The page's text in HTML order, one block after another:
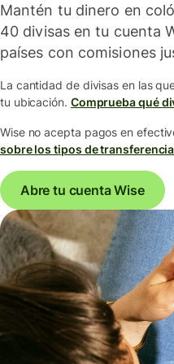
Mantén tu dinero en
40 divisas en tu cuenta
países con comisiones
La cantidad de divisas en las
tu ubicación. Comprueba qué
Wise no acepta pagos en
sobre los tipos de
Abre tu cuenta Wise